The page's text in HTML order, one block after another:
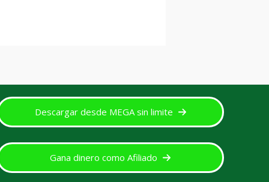
Descargar desde MEGA sin limite
Gana dinero como Afiliado